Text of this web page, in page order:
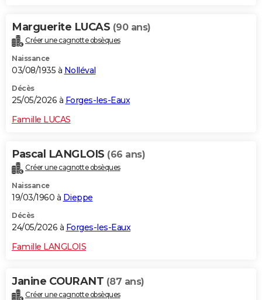
Marguerite LUCAS (90 ans)
Créer une cagnotte obsèques
Naissance
03/08/1935 à Nolléval
Décès
25/05/2026 à Forges-les-Eaux
Famille LUCAS
Pascal LANGLOIS (66 ans)
Créer une cagnotte obsèques
Naissance
19/03/1960 à Dieppe
Décès
24/05/2026 à Forges-les-Eaux
Famille LANGLOIS
Janine COURANT (87 ans)
Créer une cagnotte obsèques